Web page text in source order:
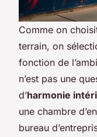
Comme on
terrain, on
fonction de
n’est pas une
d’harmonie
une chambre
bureau